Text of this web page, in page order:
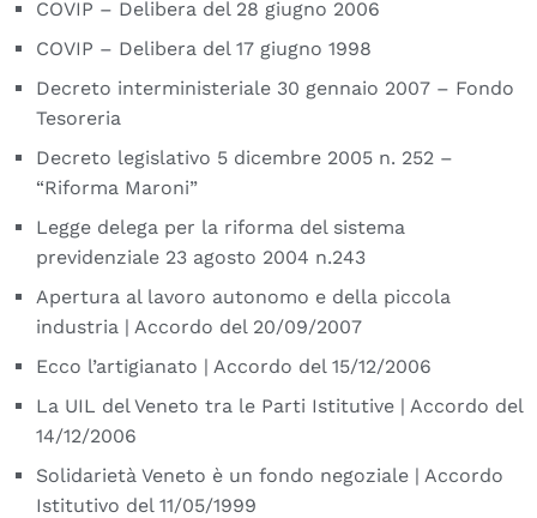
COVIP – Delibera del 28 giugno 2006
COVIP – Delibera del 17 giugno 1998
Decreto interministeriale 30 gennaio 2007 – Fondo
Tesoreria
Decreto legislativo 5 dicembre 2005 n. 252 –
“Riforma Maroni”
Legge delega per la riforma del sistema
previdenziale 23 agosto 2004 n.243
Apertura al lavoro autonomo e della piccola
industria | Accordo del 20/09/2007
Ecco l’artigianato | Accordo del 15/12/2006
La UIL del Veneto tra le Parti Istitutive | Accordo del
14/12/2006
Solidarietà Veneto è un fondo negoziale | Accordo
Istitutivo del 11/05/1999